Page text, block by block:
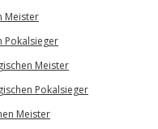
Meister
Pokalsieger
Meister
Pokalsieger
Meister